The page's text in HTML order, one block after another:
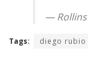
— Rollins
Tags: diego rubio